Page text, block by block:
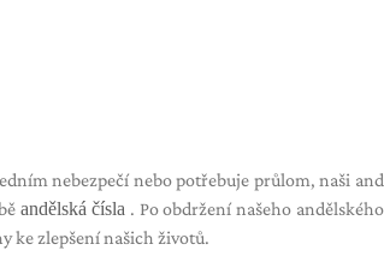
nebezpečí nebo potřebuje průlom, naši
andělská čísla . Po obdržení našeho
ke zlepšení našich životů.